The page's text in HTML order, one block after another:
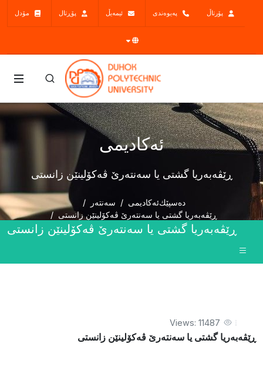
پۆرتاڵ پەیوەندی ئیمەیڵ پۆڕتال مۆدل
ئەکادیمی
ڕێڤەبەریا گشتی یا سەنتەرێ ڤەکۆلینێن زانستی
دەسپێكئەکادیمی
سەنتەر
ڕێڤەبەریا گشتی یا سەنتەرێ ڤەکۆلینێن زانستی
ڕێڤەبەریا گشتی یا سەنتەرێ ڤەکۆلینێن زانستی
Views: 11487
ڕێڤەبەریا گشتی یا سەنتەرێ ڤەکۆلینێن زانستی